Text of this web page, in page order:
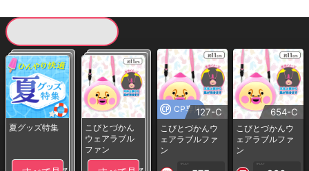
夏グッズ特集
こびとづかん
ウェアラブル
ファン
CP専用127-C
こびとづかんウ
ェアラブルファ
ン
1PLAY
654-C
こびとづかんウ
ェアラブルファ
ン
1PLAY